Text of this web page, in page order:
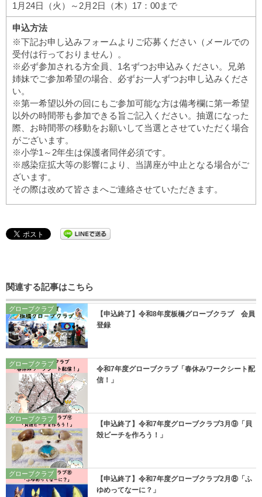
1月24日（火）～2月2日（木）17：00まで
申込方法
※下記お申し込みフォームよりご応募ください（メールでの
受付は行っておりません）。
※必ず参加される方全員、1名ずつお申込みください。兄弟
姉妹でご参加希望の場合、必ずお一人ずつお申し込みくださ
い。
※第一希望以外の回にもご参加可能な方は備考欄に第一希望
以外の時間帯も参加できる旨ご記入ください。抽選になった
際、お時間帯の移動をお願いして当選とさせていただく場合
がございます。
※小学1～2年生は保護者同伴必須です。
※感染症拡大等の影響により、当講座が中止となる場合がご
ざいます。
その際は改めて皆さまへご連絡させていただきます。
関連する記事はこちら
グローブクラブ
【申込終了】令和8年度板橋グローブクラブ 会員
登録
グローブクラブ
令和7年度グローブクラブ「春休みワークシート配
信！」
グローブクラブ
【申込終了】令和7年度グローブクラブ3月⑨「貝
殻ビーチを作ろう！」
グローブクラブ
【申込終了】令和7年度グローブクラブ2月⑧「ふ
ゆめってなーに？」